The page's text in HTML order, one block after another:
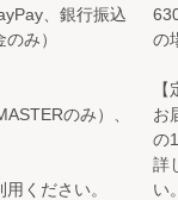
、銀行振込
み）
のみ）、
用ください。
の
お
の
詳
い。